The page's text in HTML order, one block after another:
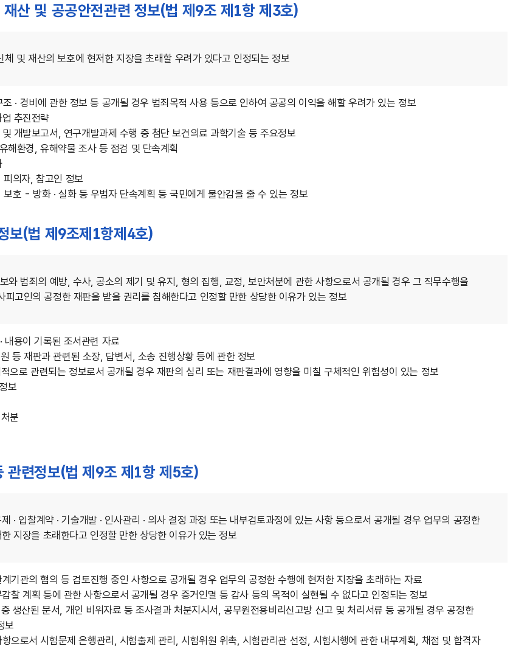
재산 및 공공안전관련 정보(법 제9조 제1항 제3호)
체 및 재산의 보호에 현저한 지장을 초래할 우려가 있다고 인정되는 정보
조 · 경비에 관한 정보 등 공개될 경우 범죄목적 사용 등으로 인하여 공공의 이익을 해할 우려가 있는 정보
추진전략
개발보고서, 연구개발과제 수행 중 첨단 보건의료 과학기술 등 주요정보
해환경, 유해약물 조사 등 점검 및 단속계획
피의자, 참고인 정보
보호 - 방화 · 실화 등 우범자 단속계획 등 국민에게 불안감을 줄 수 있는 정보
보(법 제9조제1항제4호)
와 범죄의 예방, 수사, 공소의 제기 및 유지, 형의 집행, 교정, 보안처분에 관한 사항으로서 공개될 경우 그 직무수행을
피고인의 공정한 재판을 받을 권리를 침해한다고 인정할 만한 상당한 이유가 있는 정보
내용이 기록된 조서관련 자료
등 재판과 관련된 소장, 답변서, 소송 진행상황 등에 관한 정보
으로 관련되는 정보로서 공개될 경우 재판의 심리 또는 재판결과에 영향을 미칠 구체적인 위험성이 있는 정보
보
분
관련정보(법 제9조 제1항 제5호)
제 · 입찰계약 · 기술개발 · 인사관리 · 의사 결정 과정 또는 내부검토과정에 있는 사항 등으로서 공개될 경우 업무의 공정한
지장을 초래한다고 인정할 만한 상당한 이유가 있는 정보
기관의 협의 등 검토진행 중인 사항으로 공개될 경우 업무의 공정한 수행에 현저한 지장을 초래하는 자료
감찰 계획 등에 관한 사항으로서 공개될 경우 증거인멸 등 감사 등의 목적이 실현될 수 없다고 인정되는 정보
생산된 문서, 개인 비위자료 등 조사결과 처분지시서, 공무원전용비리신고방 신고 및 처리서류 등 공개될 경우 공정한
보
으로서 시험문제 은행관리, 시험출제 관리, 시험위원 위촉, 시험관리관 선정, 시험시행에 관한 내부계획, 채점 및 합격자